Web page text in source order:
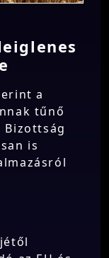
a
tűnő
Bizottság
is